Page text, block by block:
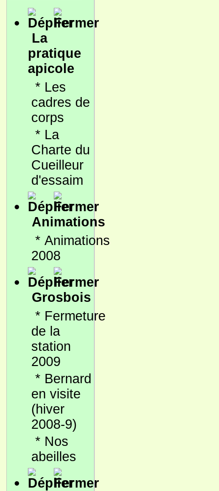
La
pratique
apicole
* Les
cadres de
corps
* La
Charte du
Cueilleur
d'essaim
Animations
* Animations
2008
Grosbois
* Fermeture
de la
station
2009
* Bernard
en visite
(hiver
2008-9)
* Nos
abeilles